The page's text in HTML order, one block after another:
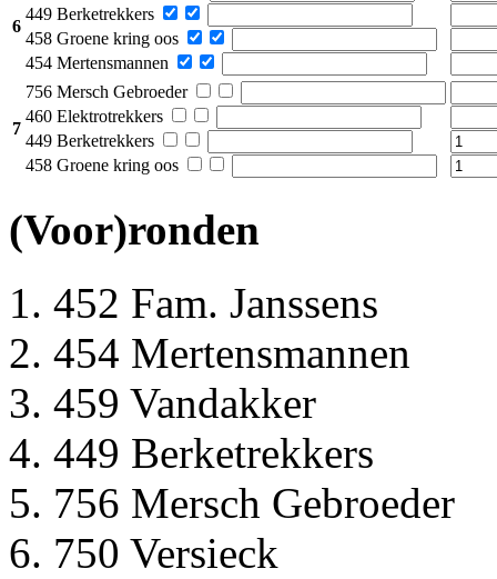
6
449 Berketrekkers
458 Groene kring oos
454 Mertensmannen
7
756 Mersch Gebroeder
460 Elektrotrekkers
449 Berketrekkers
458 Groene kring oos
(Voor)ronden
452 Fam. Janssens
454 Mertensmannen
459 Vandakker
449 Berketrekkers
756 Mersch Gebroeder
750 Versieck